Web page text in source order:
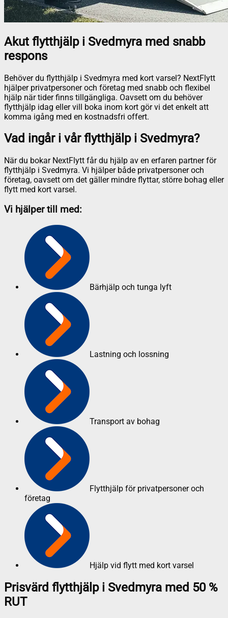
Akut flytthjälp i Svedmyra med snabb
respons
Behöver du flytthjälp i Svedmyra med kort varsel? NextFlytt
hjälper privatpersoner och företag med snabb och flexibel
hjälp när tider finns tillgängliga. Oavsett om du behöver
flytthjälp idag eller vill boka inom kort gör vi det enkelt att
komma igång med en kostnadsfri offert.
Vad ingår i vår flytthjälp i Svedmyra?
När du bokar NextFlytt får du hjälp av en erfaren partner för
flytthjälp i Svedmyra. Vi hjälper både privatpersoner och
företag, oavsett om det gäller mindre flyttar, större bohag eller
flytt med kort varsel.
Vi hjälper till med:
Bärhjälp och tunga lyft
Lastning och lossning
Transport av bohag
Flytthjälp för privatpersoner och
företag
Hjälp vid flytt med kort varsel
Prisvärd flytthjälp i Svedmyra med 50 %
RUT